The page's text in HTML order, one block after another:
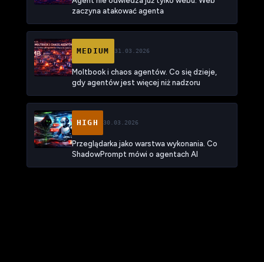
zaczyna atakować agenta
MEDIUM 31.03.2026
Moltbook i chaos agentów. Co się dzieje,
gdy agentów jest więcej niż nadzoru
HIGH 30.03.2026
Przeglądarka jako warstwa wykonania. Co
ShadowPrompt mówi o agentach AI